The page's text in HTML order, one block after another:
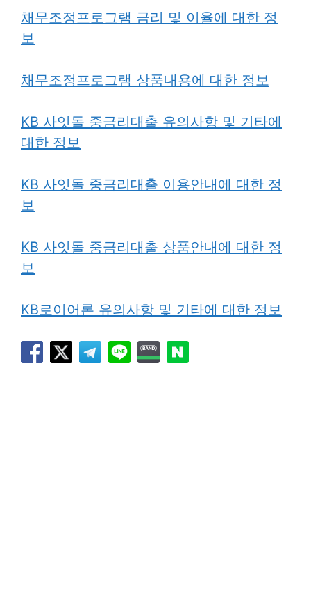
채무조정프로그램 금리 및 이율에 대한 정
보
채무조정프로그램 상품내용에 대한 정보
KB 사잇돌 중금리대출 유의사항 및 기타에
대한 정보
KB 사잇돌 중금리대출 이용안내에 대한 정
보
KB 사잇돌 중금리대출 상품안내에 대한 정
보
KB로이어론 유의사항 및 기타에 대한 정보